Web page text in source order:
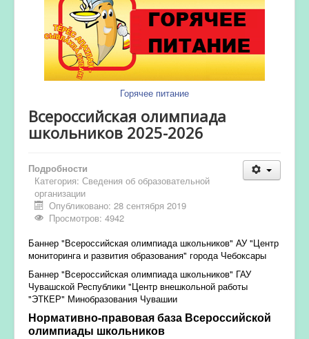
Горячее питание
Всероссийская олимпиада
школьников 2025-2026
Подробности
Категория: Сведения об образовательной
организации
Опубликовано: 28 сентября 2019
Просмотров: 4942
Баннер "Всероссийская олимпиада школьников" АУ "Центр
мониторинга и развития образования" города Чебоксары
Баннер "Всероссийская олимпиада школьников" ГАУ
Чувашской Республики "Центр внешкольной работы
"ЭТКЕР" Минобразования Чувашии
Нормативно-правовая база Всероссийской
олимпиады школьников